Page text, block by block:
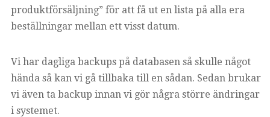
produktförsäljning” för att få ut en lista på alla era
beställningar mellan ett visst datum.
Vi har dagliga backups på databasen så skulle något
hända så kan vi gå tillbaka till en sådan. Sedan brukar
vi även ta backup innan vi gör några större ändringar
i systemet.